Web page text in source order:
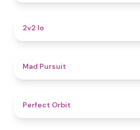
2v2 Io
Mad Pursuit
Perfect Orbit